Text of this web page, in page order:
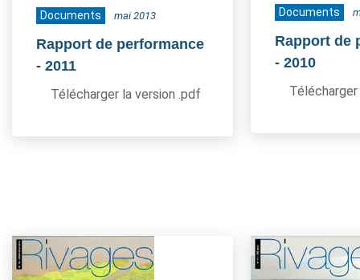
Documents mai 2013
Rapport de performance
- 2011
Télécharger la version .pdf
Documents
Rapport de
- 2010